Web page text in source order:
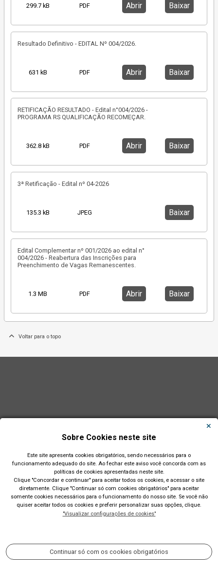
299.7 kB PDF Abrir Baixar
Resultado Definitivo - EDITAL Nº 004/2026.
631 kB PDF Abrir Baixar
RETIFICAÇÃO RESULTADO - Edital n°004/2026 -
PROGRAMA RS QUALIFICAÇÃO RECOMEÇAR.
362.8 kB PDF Abrir Baixar
3ª Retificação - Edital nº 04-2026
135.3 kB JPEG Baixar
Edital Complementar nº 001/2026 ao edital n°
004/2026 - Reabertura das Inscrições para
Preenchimento de Vagas Remanescentes.
1.3 MB PDF Abrir Baixar
Voltar para o topo
Sobre Cookies neste site
Este site apresenta cookies obrigatórios, sendo necessários para o
funcionamento adequado do site. Ao fechar este aviso você concorda com as
políticas de cookies apresentadas neste site.
Clique "Concordar e continuar" para aceitar todos os cookies, e acessar o site
diretamente. Clique "Continuar só com cookies obrigatórios" para aceitar
somente cookies necessários para o funcionamento do nosso site. Se você não
quiser aceitar todos os cookies e preferir personalizar suas opções, clique.
"Visualizar configurações de cookies"
Continuar só com os cookies obrigatórios
Município de São Leopoldo - RS
Av. Dom João Becker, 754, Centro. CEP: 93010-010. Fone: (51)
2200-0201 CNPJ: 89.814.693/0001-60